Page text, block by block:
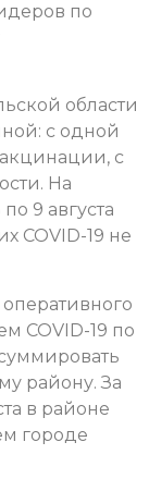
по
области
с одной
с
На
9 августа
COVID-19 не
COVID-19 по
району. За
в районе
городе